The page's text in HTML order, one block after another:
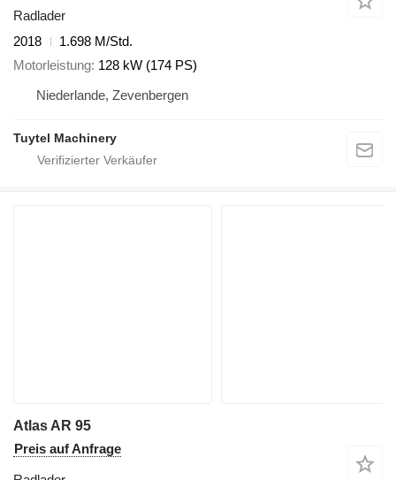
Radlader
2018
1.698 M/Std.
Motorleistung 128 kW (174 PS)
Niederlande, Zevenbergen
Tuytel Machinery
Atlas AR 95
Preis auf Anfrage